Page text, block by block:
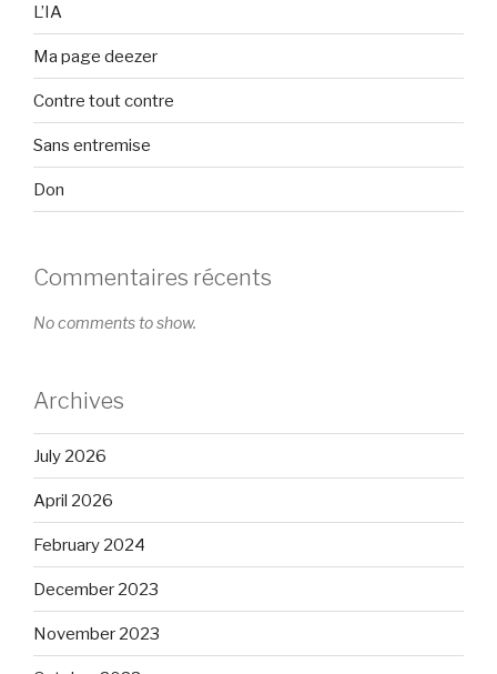
L’IA
Ma page deezer
Contre tout contre
Sans entremise
Don
Commentaires récents
No comments to show.
Archives
July 2026
April 2026
February 2024
December 2023
November 2023